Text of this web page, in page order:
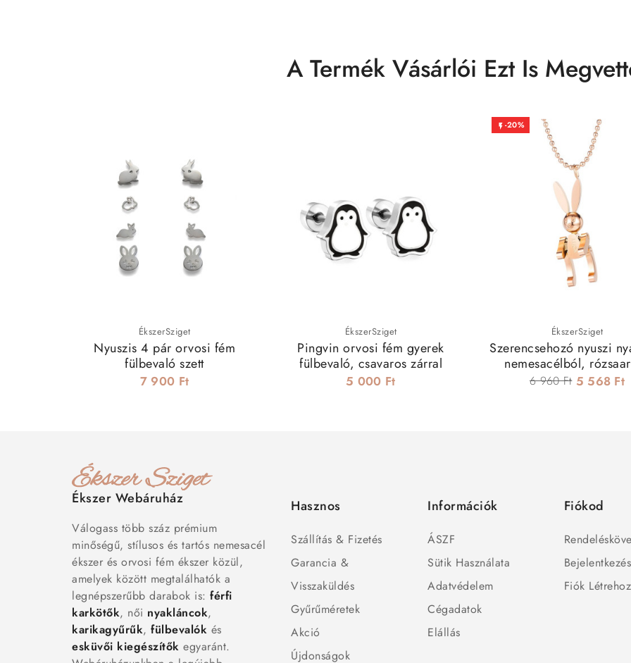
A Termék Vásárlói Ezt Is
ÉkszerSziget
Nyuszis 4 pár orvosi fém
fülbevaló szett
7 900 Ft
ÉkszerSziget
Pingvin orvosi fém gyerek
fülbevaló, csavaros zárral
5 000 Ft
 -20%
ÉkszerSziget
Szerencsehozó nyuszi
nemesacélból,
bevonattal
6 960 Ft 5 568 Ft
Ékszer Webáruház
Válogass több száz prémium
minőségű, stílusos és tartós nemesacél
ékszer és orvosi fém ékszer közül,
amelyek között megtalálhatók a
legnépszerűbb darabok is: férfi
karkötők, női nyakláncok,
karikagyűrűk, fülbevalók és
esküvői kiegészítők egyaránt.
Hasznos
Szállítás & Fizetés
Garancia &
Visszaküldés
Gyűrűméretek
Akció
Újdonságok
Információk
ÁSZF
Sütik Használata
Adatvédelem
Cégadatok
Elállás
Fiókod
Bejelentkezés
Fiók